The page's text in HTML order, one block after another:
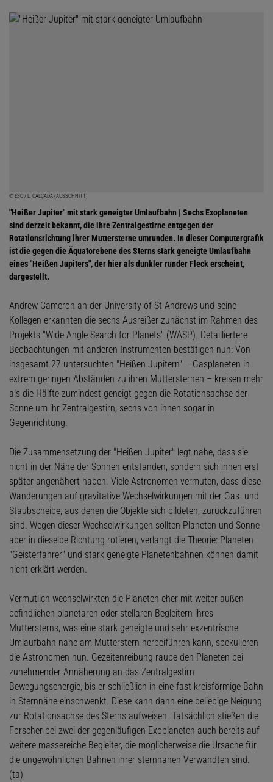
© ESO / L. CALÇADA (AUSSCHNITT)
"Heißer Jupiter" mit stark geneigter Umlaufbahn | Sechs Exoplaneten
sind derzeit bekannt, die ihre Zentralgestirne entgegen der
Rotationsrichtung ihrer Muttersterne umrunden. In dieser Computergrafik
ist die gegen die Äquatorebene des Sterns stark geneigte Umlaufbahn
eines "Heißen Jupiters", der hier als dunkler runder Fleck erscheint,
dargestellt.
Andrew Cameron an der University of St Andrews und seine
Kollegen erkannten die sechs Ausreißer zunächst im Rahmen des
Projekts "Wide Angle Search for Planets" (WASP). Detailliertere
Beobachtungen mit anderen Instrumenten bestätigen nun: Von
insgesamt 27 untersuchten "Heißen Jupitern" – Gasplaneten in
extrem geringen Abständen zu ihren Muttersternen – kreisen mehr
als die Hälfte zumindest geneigt gegen die Rotationsachse der
Sonne um ihr Zentralgestirn, sechs von ihnen sogar in
Gegenrichtung.
Die Zusammensetzung der "Heißen Jupiter" legt nahe, dass sie
nicht in der Nähe der Sonnen entstanden, sondern sich ihnen erst
später angenähert haben. Viele Astronomen vermuten, dass diese
Wanderungen auf gravitative Wechselwirkungen mit der Gas- und
Staubscheibe, aus denen die Objekte sich bildeten, zurückzuführen
sind. Wegen dieser Wechselwirkungen sollten Planeten und Sonne
aber in dieselbe Richtung rotieren, verlangt die Theorie: Planeten-
"Geisterfahrer" und stark geneigte Planetenbahnen können damit
nicht erklärt werden.
Vermutlich wechselwirkten die Planeten eher mit weiter außen
befindlichen planetaren oder stellaren Begleitern ihres
Muttersterns, was eine stark geneigte und sehr exzentrische
Umlaufbahn nahe am Mutterstern herbeiführen kann, spekulieren
die Astronomen nun. Gezeitenreibung raube den Planeten bei
zunehmender Annäherung an das Zentralgestirn
Bewegungsenergie, bis er schließlich in eine fast kreisförmige Bahn
in Sternnähe einschwenkt. Diese kann dann eine beliebige Neigung
zur Rotationsachse des Sterns aufweisen. Tatsächlich stießen die
Forscher bei zwei der gegenläufigen Exoplaneten auch bereits auf
weitere massereiche Begleiter, die möglicherweise die Ursache für
die ungewöhnlichen Bahnen ihrer sternnahen Verwandten sind.
(ta)